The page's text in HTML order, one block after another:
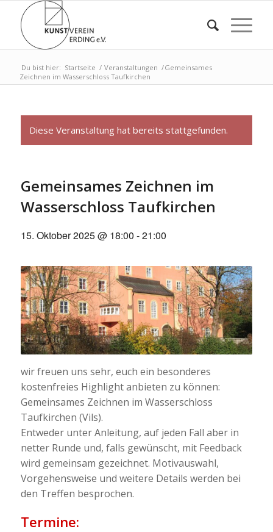
Du bist hier: Startseite / Veranstaltungen /Gemeinsames
Zeichnen im Wasserschloss Taufkirchen
Diese Veranstaltung hat bereits stattgefunden.
Gemeinsames Zeichnen im
Wasserschloss Taufkirchen
15. Oktober 2025 @ 18:00 -21:00
wir freuen uns sehr, euch ein besonderes
kostenfreies Highlight anbieten zu können:
Gemeinsames Zeichnen im Wasserschloss
Taufkirchen (Vils).
Entweder unter Anleitung, auf jeden Fall aber in
netter Runde und, falls gewünscht, mit Feedback
wird gemeinsam gezeichnet. Motivauswahl,
Vorgehensweise und weitere Details werden bei
den Treffen besprochen.
Termine: